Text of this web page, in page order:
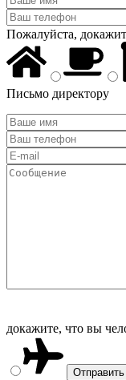
Пожалуйста,
Письмо директору
докажите, что вы